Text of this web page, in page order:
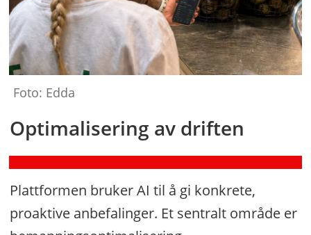
Foto: Edda
Optimalisering av driften
Forstå
problemet.
Bruk
KI.
I
den
rekkefølgen.
Plattformen bruker AI til å gi konkrete,
proaktive anbefalinger. Et sentralt område er